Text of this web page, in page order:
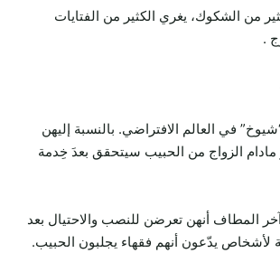
من الشكوك، يغري الكثير من الفتايات
.
في العالم الافتراضي. بالنسبة إليهن
مادام الزواج من الحبيب سيتحقق بعدَ خِدمة
المطاف أنهن تعرضن للنصب والاحتيال بعد
لأشخاص يدّعون أنهم فقهاء يجلبون الحبيب.